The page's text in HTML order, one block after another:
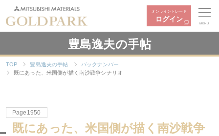
オンライントレード
ログイン
MENU
豊島逸夫の手帖
TOP 豊島逸夫の手帖
バックナンバー
既にあった、米国側が描く南沙戦争シナリオ
Page1950
既にあった、米国側が描く南沙戦争